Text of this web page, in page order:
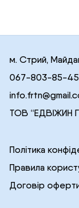
м. Стрий,
067-803-85-45
ТОВ “ЕДВІЖИН
Політика
Правила
Договір